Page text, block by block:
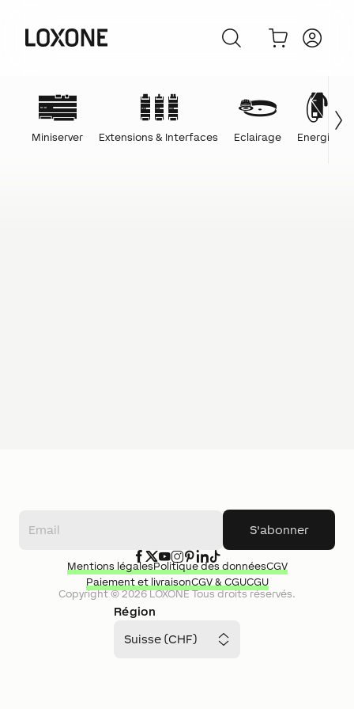
Miniserver Extensions & Interfaces Eclairage Energie
S'abonner
Région
Suisse (CHF)
Copyright ©2026LOXONETous droits réservés.
Mentions légalesPolitique des donnéesCGV
Paiement et livraisonCGV & CGUCGU